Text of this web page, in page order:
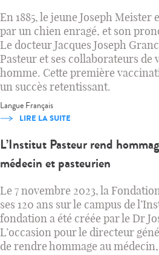
En 1885, le jeune Joseph Meister
par un chien enragé, et son
Le docteur Jacques Joseph
Pasteur et ses collaborateurs de
homme. Cette première
un succès retentissant.
Langue Français
LIRE LA SUITE
L’Institut Pasteur rend
médecin et pasteurien
Le 7 novembre 2023, la
ses 120 ans sur le campus de
fondation a été créée par le Dr
L’occasion pour le directeur
de rendre hommage au